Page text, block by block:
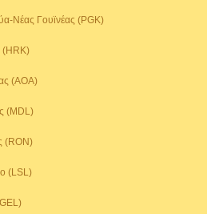
Νέας Γουϊνέας (PGK)
(HRK)
(AOA)
(MDL)
(RON)
(LSL)